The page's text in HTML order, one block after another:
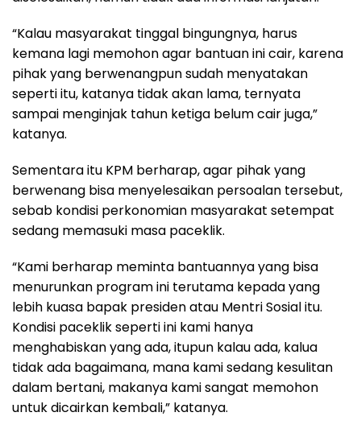
“Kalau masyarakat tinggal bingungnya, harus
kemana lagi memohon agar bantuan ini cair, karena
pihak yang berwenangpun sudah menyatakan
seperti itu, katanya tidak akan lama, ternyata
sampai menginjak tahun ketiga belum cair juga,”
katanya.
Sementara itu KPM berharap, agar pihak yang
berwenang bisa menyelesaikan persoalan tersebut,
sebab kondisi perkonomian masyarakat setempat
sedang memasuki masa paceklik.
“Kami berharap meminta bantuannya yang bisa
menurunkan program ini terutama kepada yang
lebih kuasa bapak presiden atau Mentri Sosial itu.
Kondisi paceklik seperti ini kami hanya
menghabiskan yang ada, itupun kalau ada, kalua
tidak ada bagaimana, mana kami sedang kesulitan
dalam bertani, makanya kami sangat memohon
untuk dicairkan kembali,” katanya.